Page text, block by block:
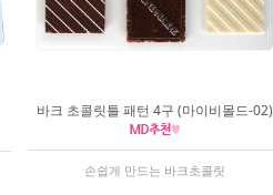
바크 초콜릿틀 패턴 4구 (마이비몰드-02)
손쉽게 만드는 바크초콜릿